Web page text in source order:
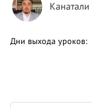
Дни выхода уроков: